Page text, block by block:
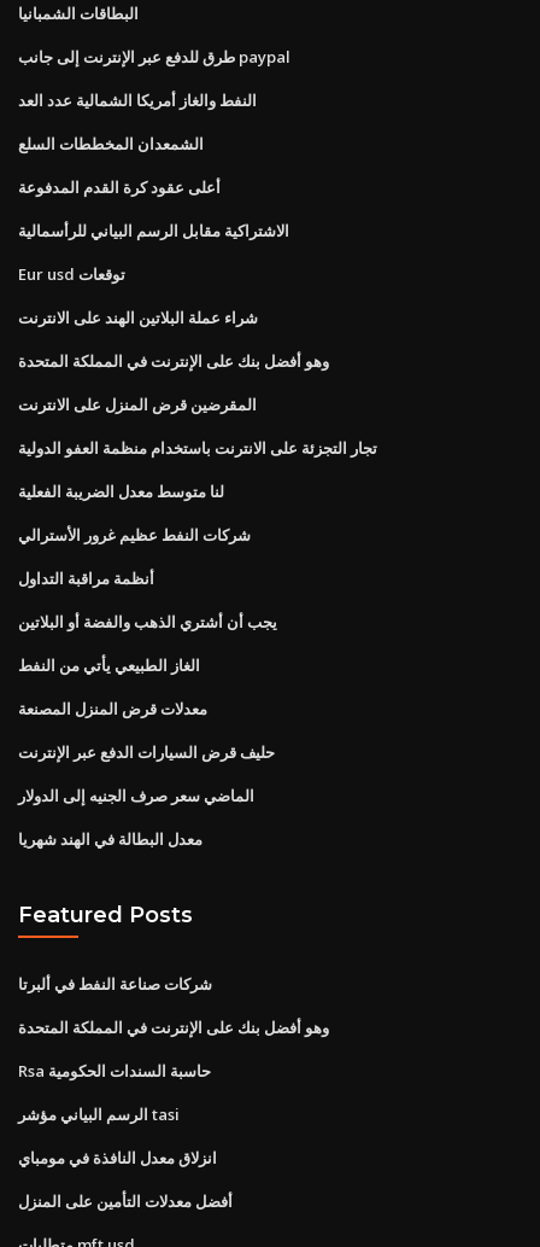
البطاقات الشمبانيا
طرق للدفع عبر الإنترنت إلى جانب paypal
النفط والغاز أمريكا الشمالية عدد العد
الشمعدان المخططات السلع
أعلى عقود كرة القدم المدفوعة
الاشتراكية مقابل الرسم البياني للرأسمالية
Eur usd توقعات
شراء عملة البلاتين الهند على الانترنت
وهو أفضل بنك على الإنترنت في المملكة المتحدة
المقرضين قرض المنزل على الانترنت
تجار التجزئة على الانترنت باستخدام منظمة العفو الدولية
لنا متوسط ​​معدل الضريبة الفعلية
شركات النفط عظيم غرور الأسترالي
أنظمة مراقبة التداول
يجب أن أشتري الذهب والفضة أو البلاتين
الغاز الطبيعي يأتي من النفط
معدلات قرض المنزل المصنعة
حليف قرض السيارات الدفع عبر الإنترنت
الماضي سعر صرف الجنيه إلى الدولار
معدل البطالة في الهند شهريا
Featured Posts
شركات صناعة النفط في ألبرتا
وهو أفضل بنك على الإنترنت في المملكة المتحدة
Rsa حاسبة السندات الحكومية
الرسم البياني مؤشر tasi
انزلاق معدل النافذة في مومباي
أفضل معدلات التأمين على المنزل